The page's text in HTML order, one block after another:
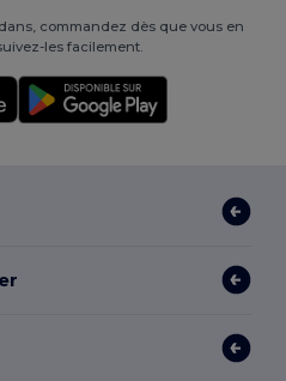
commandez dès que vous en
les facilement.